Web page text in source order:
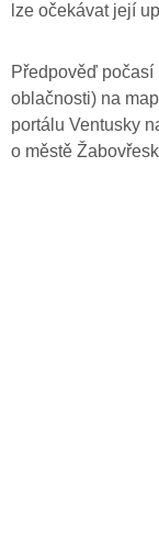
lze očekávat její
Předpověď počasí
oblačnosti) na
portálu Ventusky
o městě